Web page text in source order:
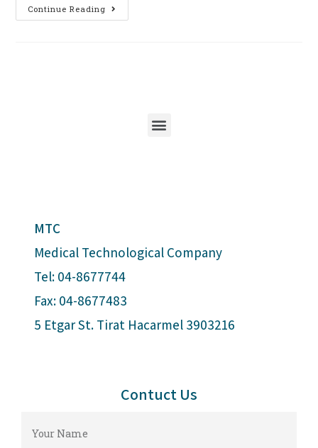
Continue Reading
MTC
Medical Technological Company
Tel: 04-8677744
Fax: 04-8677483
5 Etgar St. Tirat Hacarmel 3903216
Contuct Us